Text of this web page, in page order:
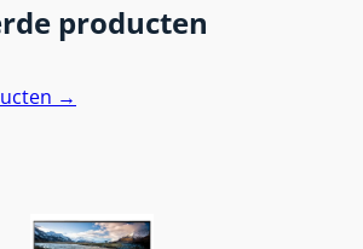
producten
→